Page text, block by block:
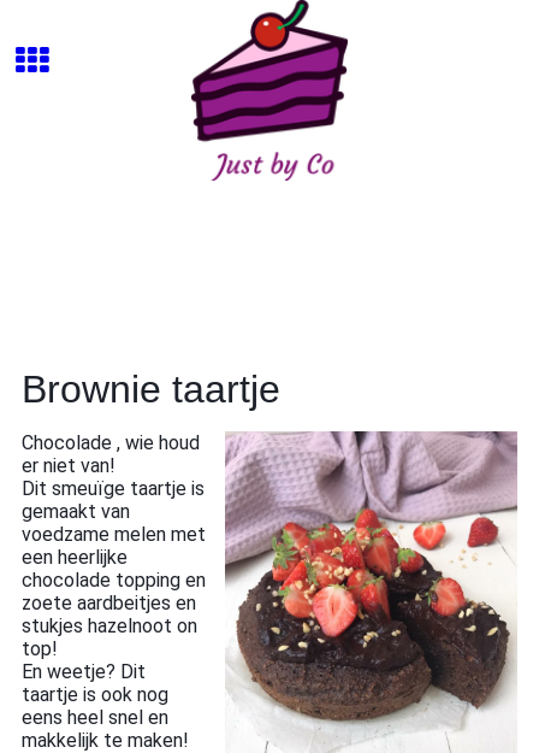
Brownie taartje
Chocolade , wie houd
er niet van!
Dit smeuïge taartje is
gemaakt van
voedzame melen met
een heerlijke
chocolade topping en
zoete aardbeitjes en
stukjes hazelnoot on
top!
En weetje? Dit
taartje is ook nog
eens heel snel en
makkelijk te maken!